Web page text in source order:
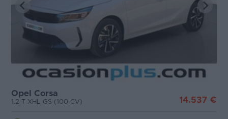
Opel Corsa
1.2 T XHL GS (100 CV) 14.537 €